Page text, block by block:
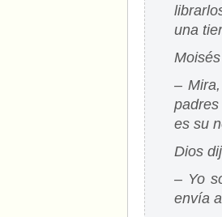
una
–
es su
Dios
– Yo
envía